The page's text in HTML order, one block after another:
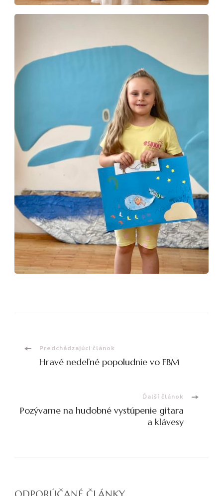
Navigácia
článku
Predchádzajúci článok
Hravé nedeľné popoludnie vo FBM
Ďalší článok
Pozývame na hudobné vystúpenie gitara
a klávesy